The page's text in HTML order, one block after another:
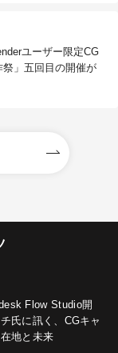
ユーザー限定CG
」五回目の開催が
Flow Studio開
氏に訊く、CGキャ
地と未来